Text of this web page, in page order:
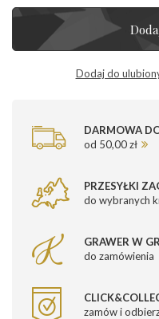
Dodaj do
DARMOWA
od 50,00 zł
PRZESYŁKI
do wybranych
GRAWER W
do zamówienia
zamów i